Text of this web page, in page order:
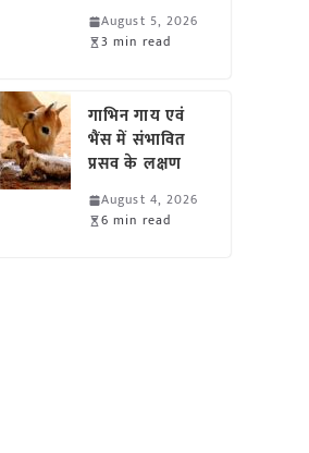
August 5, 2026
3 min read
गाभिन गाय एवं
भैंस में संभावित
प्रसव के लक्षण
August 4, 2026
6 min read